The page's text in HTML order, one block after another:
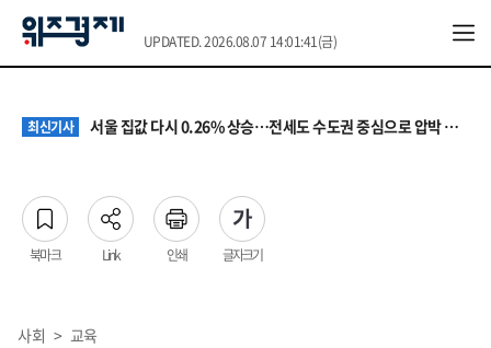
UPDATED. 2026.08.07 14:01:41(금)
최신기사 서울 집값 다시 0.26% 상승…전세도 수도권 중심으로 압박 커져
최신기사 원·하청 교섭 갈등에 안전 지원 위축까지… 노란봉투법 불확실성 해법은
최신기사 청소년 혐오 표현, '처벌과 낙인'에서 '교양과 상식'으로
북마크 Link 인쇄 글자크기
사회 > 교육